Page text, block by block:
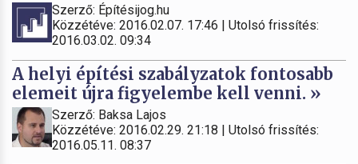
Szerző: Építésijog.hu
Közzétéve: 2016.02.07. 17:46 | Utolsó frissítés:
2016.03.02. 09:34
A helyi építési szabályzatok fontosabb
elemeit újra figyelembe kell venni. »
Szerző: Baksa Lajos
Közzétéve: 2016.02.29. 21:18 | Utolsó frissítés:
2016.05.11. 08:37